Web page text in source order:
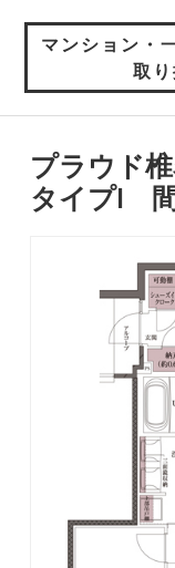
マンション・
取り
プラウド
タイプI